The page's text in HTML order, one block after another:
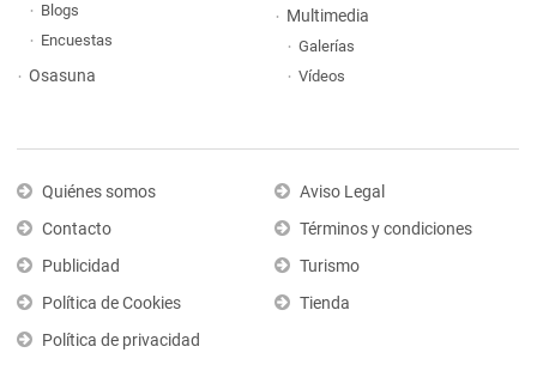
Blogs
Encuestas
Osasuna
Multimedia
Galerías
Vídeos
Quiénes somos
Contacto
Publicidad
Política de Cookies
Política de privacidad
Aviso Legal
Términos y condiciones
Turismo
Tienda